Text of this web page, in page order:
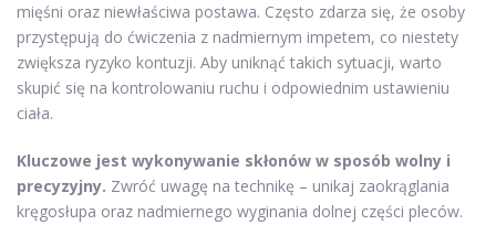
mięśni oraz niewłaściwa postawa. Często zdarza się, że osoby
przystępują do ćwiczenia z nadmiernym impetem, co niestety
zwiększa ryzyko kontuzji. Aby uniknąć takich sytuacji, warto
skupić się na kontrolowaniu ruchu i odpowiednim ustawieniu
ciała.
Kluczowe jest wykonywanie skłonów w sposób wolny i
precyzyjny. Zwróć uwagę na technikę – unikaj zaokrąglania
kręgosłupa oraz nadmiernego wyginania dolnej części pleców.